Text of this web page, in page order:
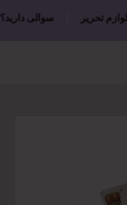
لوازم تحریر سوالی دارید؟